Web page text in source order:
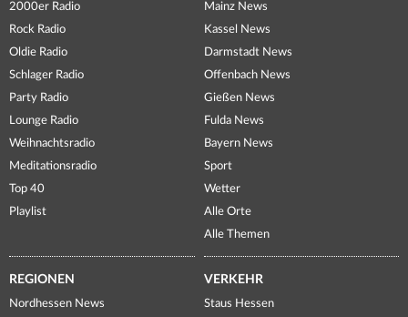
2000er Radio
Rock Radio
Oldie Radio
Schlager Radio
Party Radio
Lounge Radio
Weihnachtsradio
Meditationsradio
Top 40
Playlist
Mainz News
Kassel News
Darmstadt News
Offenbach News
Gießen News
Fulda News
Bayern News
Sport
Wetter
Alle Orte
Alle Themen
REGIONEN
Nordhessen News
VERKEHR
Staus Hessen